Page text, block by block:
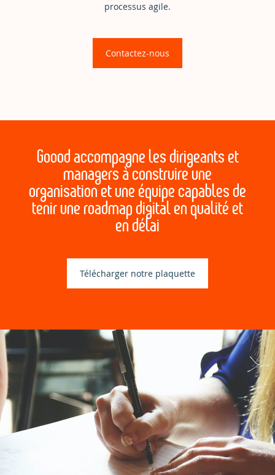
processus agile.
Contactez-nous
Goood accompagne les dirigeants et
managers à construire une
organisation et une équipe capables de
tenir une roadmap digital en qualité et
en délai
Télécharger notre plaquette